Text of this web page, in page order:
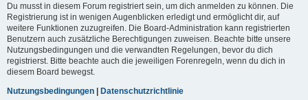
Du musst in diesem Forum registriert sein, um dich anmelden zu können. Die
Registrierung ist in wenigen Augenblicken erledigt und ermöglicht dir, auf
weitere Funktionen zuzugreifen. Die Board-Administration kann registrierten
Benutzern auch zusätzliche Berechtigungen zuweisen. Beachte bitte unsere
Nutzungsbedingungen und die verwandten Regelungen, bevor du dich
registrierst. Bitte beachte auch die jeweiligen Forenregeln, wenn du dich in
diesem Board bewegst.
Nutzungsbedingungen | Datenschutzrichtlinie